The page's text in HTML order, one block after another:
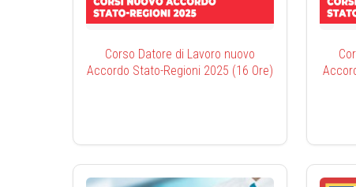
Corso Datore di Lavoro nuovo
Accordo Stato-Regioni 2025 (16 Ore)